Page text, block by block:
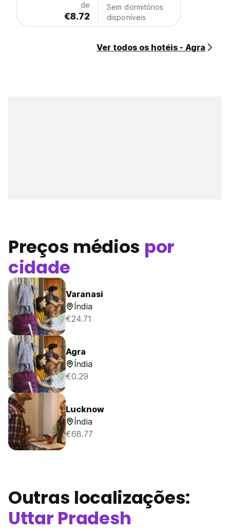
de
€8.72
Sem dormitórios
disponíveis
Ver todos os hotéis - Agra
Preços médios por
cidade
Varanasi
Índia
€24.71
Agra
Índia
€0.29
Lucknow
Índia
€68.77
Outras localizações:
Uttar Pradesh